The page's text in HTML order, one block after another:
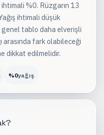
ihtimali %0. Rüzgarın 13
ihtimali düşük
genel tablo daha elverişli
arasında fark olabileceği
dikkat edilmelidir.
%0yağış